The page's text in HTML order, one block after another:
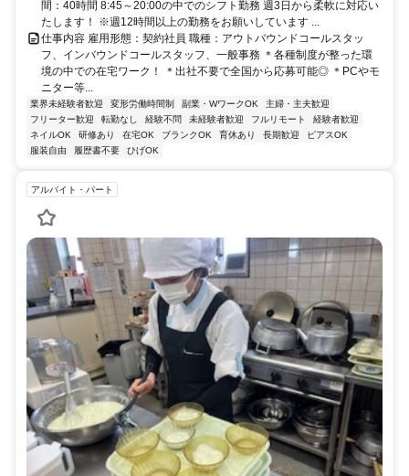
間：40時間 8:45～20:00の中でのシフト勤務 週3日から柔軟に対応い
たします！ ※週12時間以上の勤務をお願いしています ...
仕事内容 雇用形態：契約社員 職種：アウトバウンドコールスタッ
フ、インバウンドコールスタッフ、一般事務 ＊各種制度が整った環
境の中での在宅ワーク！ ＊出社不要で全国から応募可能◎ ＊PCやモ
ニター等...
業界未経験者歓迎 変形労働時間制 副業・WワークOK
主婦・主夫歓迎
フリーター歓迎
転勤なし 経験不問 未経験者歓迎 フルリモート
経験者歓迎
ネイルOK
研修あり 在宅OK ブランクOK 育休あり 長期歓迎
ピアスOK
服装自由
履歴書不要 ひげOK
アルバイト・パート